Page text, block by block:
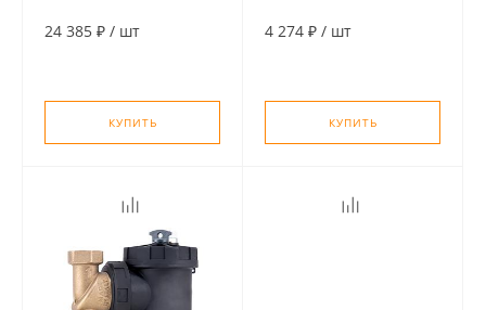
смесителем 1" без
24 385 ₽ / шт
КУПИТЬ
by-pass G 3/4”
4 274 ₽ / шт
КУПИТЬ